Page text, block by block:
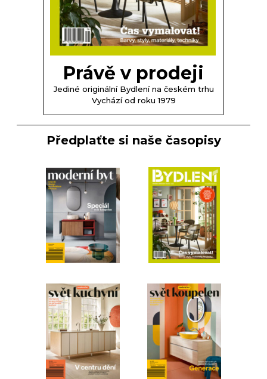
Právě v prodeji
Jediné originální Bydlení na českém trhu
Vychází od roku 1979
Předplaťte si naše časopisy